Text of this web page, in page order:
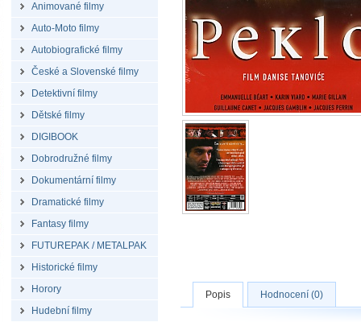
Animované filmy
Auto-Moto filmy
Autobiografické filmy
České a Slovenské filmy
Detektivní filmy
Dětské filmy
DIGIBOOK
Dobrodružné filmy
Dokumentární filmy
Dramatické filmy
Fantasy filmy
FUTUREPAK / METALPAK
Historické filmy
Horory
Hudební filmy
Popis Hodnocení (0)